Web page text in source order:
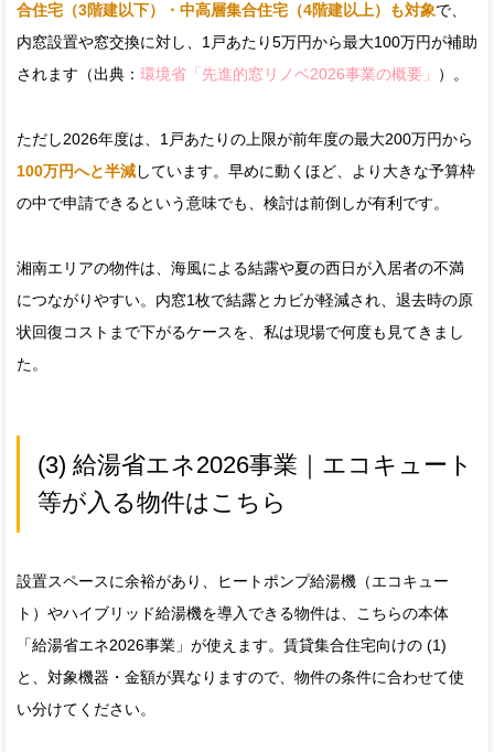
合住宅（3階建以下）・中高層集合住宅（4階建以上）も対象で、
内窓設置や窓交換に対し、1戸あたり5万円から最大100万円が補助
されます（出典： 環境省「先進的窓リノベ2026事業の概要」 ）。
ただし2026年度は、1戸あたりの上限が前年度の最大200万円から
100万円へと半減しています。早めに動くほど、より大きな予算枠
の中で申請できるという意味でも、検討は前倒しが有利です。
湘南エリアの物件は、海風による結露や夏の西日が入居者の不満
につながりやすい。内窓1枚で結露とカビが軽減され、退去時の原
状回復コストまで下がるケースを、私は現場で何度も見てきまし
た。
(3) 給湯省エネ2026事業｜エコキュート
等が入る物件はこちら
設置スペースに余裕があり、ヒートポンプ給湯機（エコキュー
ト）やハイブリッド給湯機を導入できる物件は、こちらの本体
「給湯省エネ2026事業」が使えます。賃貸集合住宅向けの (1)
と、対象機器・金額が異なりますので、物件の条件に合わせて使
い分けてください。